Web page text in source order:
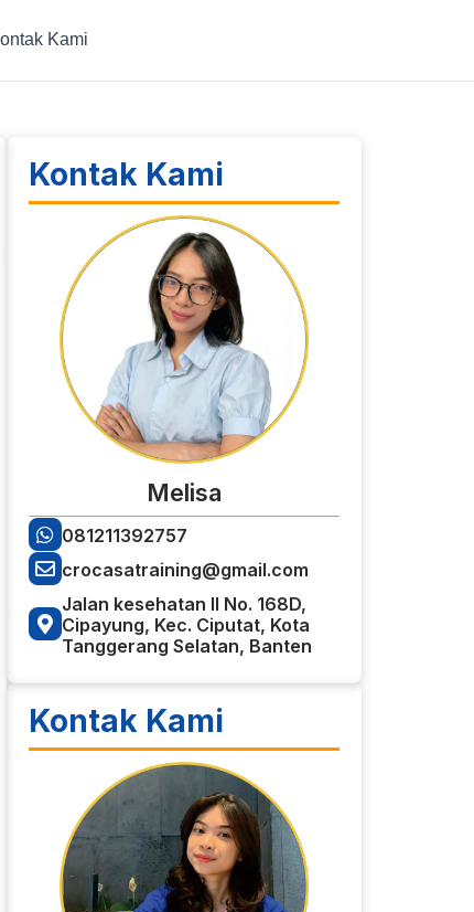
Kami
Kontak Kami
Melisa
081211392757
crocasatraining@gmail.com
Jalan kesehatan II No. 168D,
Cipayung, Kec. Ciputat, Kota
Tanggerang Selatan, Banten
Kontak Kami